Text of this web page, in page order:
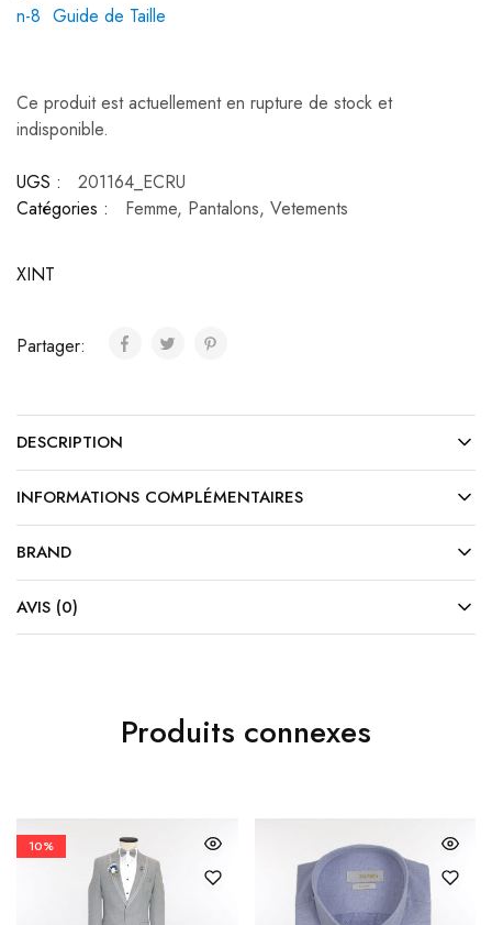
Guide de Taille
Ce produit est actuellement en rupture de stock et
indisponible.
UGS :
201164_ECRU
Catégories :
Femme, Pantalons, Vetements
XINT
Partager:
DESCRIPTION
INFORMATIONS COMPLÉMENTAIRES
BRAND
AVIS (0)
Produits connexes
10%